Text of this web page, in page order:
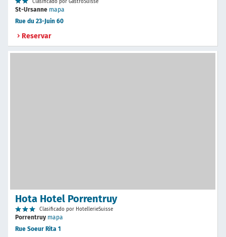
Clasificado por GastroSuisse
St-Ursanne mapa
Rue du 23-Juin 60
Reservar
Hota Hotel Porrentruy
Clasificado por HotellerieSuisse
Porrentruy mapa
Rue Soeur Rita 1